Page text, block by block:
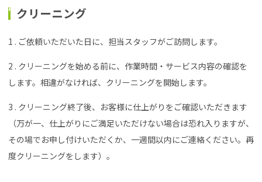
クリーニング
1 . ご依頼いただいた日に、担当スタッフがご訪問します。
2 . クリーニングを始める前に、作業時間・サービス内容の確認を
します。相違がなければ、クリーニングを開始します。
3 . クリーニング終了後、お客様に仕上がりをご確認いただきます
（万が一、仕上がりにご満足いただけない場合は恐れ入りますが、
その場でお申し付けいただくか、一週間以内にご連絡ください。再
度クリーニングをします）。